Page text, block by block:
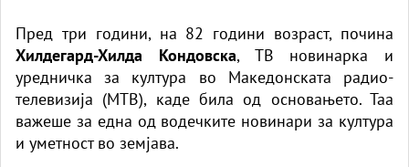
Пред три години, на 82 години возраст, почина
Хилдегард-Хилда Кондовска, ТВ новинарка и
уредничка за култура во Македонската радио-
телевизија (МТВ), каде била од основањето. Таа
важеше за една од водечките новинари за култура
и уметност во земјава.